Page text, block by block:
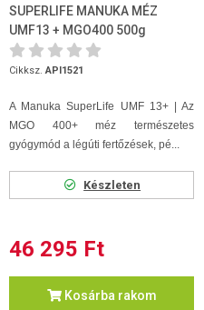
SUPERLIFE MANUKA MÉZ
UMF13 + MGO400 500g
Cikksz.API1521
A Manuka SuperLife UMF 13+ | Az
MGO 400+ méz természetes
gyógymód a légúti fertőzések, pé...
Készleten
46 295 Ft
Kosárba rakom